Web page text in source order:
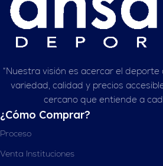
“Nuestra visión es acercar el
variedad, calidad y precios
cercano que entiende a
¿Cómo Comprar?
Proceso
Venta Instituciones